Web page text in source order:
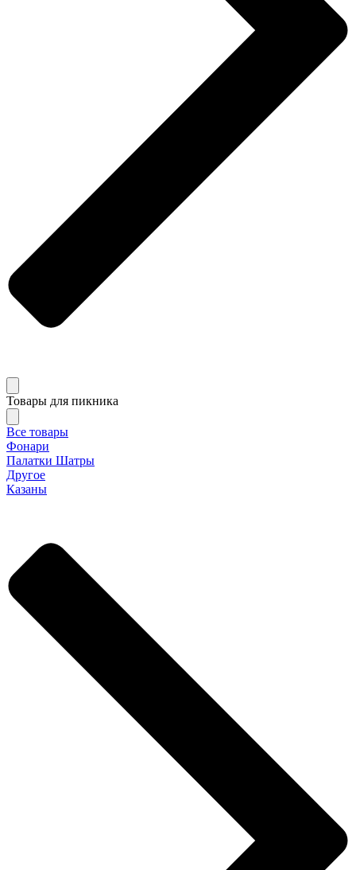
Товары для пикника
Все товары
Фонари
Палатки Шатры
Другое
Казаны